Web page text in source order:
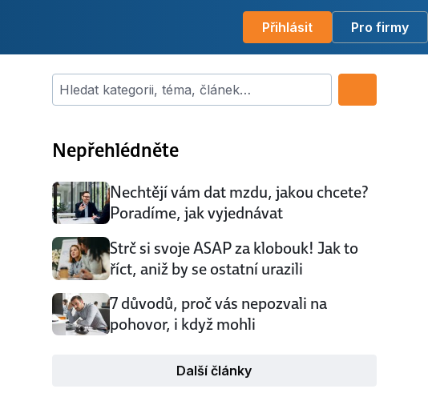
Přihlásit Pro firmy
Hledat kategorii, téma, článek…
Nepřehlédněte
Nechtějí vám dat mzdu, jakou chcete?
Poradíme, jak vyjednávat
Strč si svoje ASAP za klobouk! Jak to
říct, aniž by se ostatní urazili
7 důvodů, proč vás nepozvali na
pohovor, i když mohli
Další články